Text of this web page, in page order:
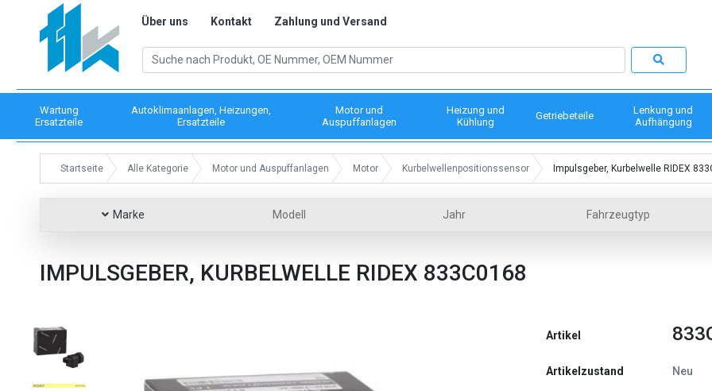
Über uns Kontakt Zahlung und Versand
Wartung
Ersatzteile
Autoklimaanlagen, Heizungen,
Ersatzteile
Motor und
Auspuffanlagen
Heizung und
Kühlung
Getriebeteile
Lenkung und
Aufhängung
Startseite Alle Kategorie Motor und Auspuffanlagen Motor Kurbelwellenpositionssensor Impulsgeber, Kurbelwelle RIDEX
Marke Modell Jahr Fahrzeugtyp
IMPULSGEBER, KURBELWELLE RIDEX 833C0168
Artikel
Artikelzustand Neu